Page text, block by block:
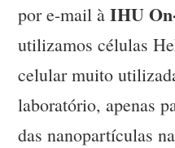
por e-mail àIHU
utilizamos células
celular muito
laboratório, apenas
das nanopartículas